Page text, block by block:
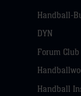
öffnen,
dann
klicken
Handball-
DYN
Forum
Handball